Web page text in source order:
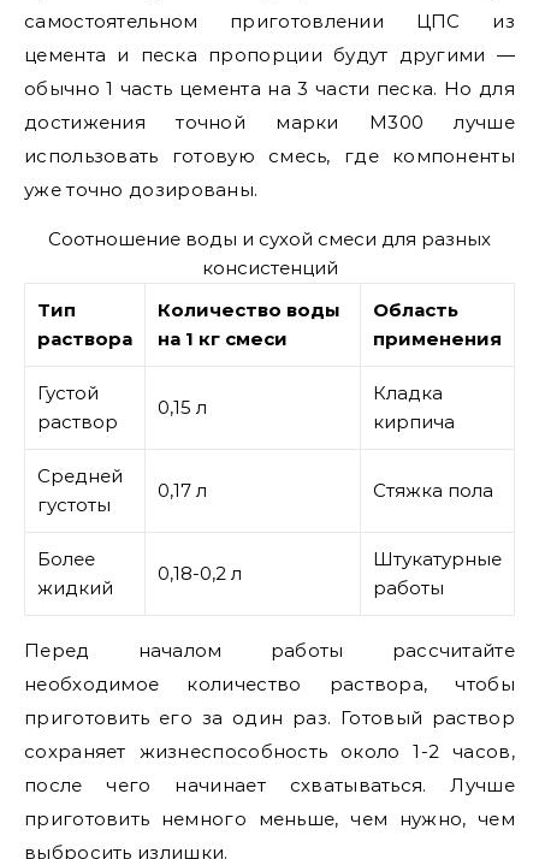
самостоятельном приготовлении ЦПС из
цемента и песка пропорции будут другими —
обычно 1 часть цемента на 3 части песка. Но для
достижения точной марки М300 лучше
использовать готовую смесь, где компоненты
уже точно дозированы.
Соотношение воды и сухой смеси для разных
консистенций
Тип
раствора
Количество воды
на 1 кг смеси
Область
применения
Густой
раствор
0,15 л
Кладка
кирпича
Средней
густоты
0,17 л Стяжка пола
Более
жидкий
0,18-0,2 л
Штукатурные
работы
Перед началом работы рассчитайте
необходимое количество раствора, чтобы
приготовить его за один раз. Готовый раствор
сохраняет жизнеспособность около 1-2 часов,
после чего начинает схватываться. Лучше
приготовить немного меньше, чем нужно, чем
выбросить излишки.